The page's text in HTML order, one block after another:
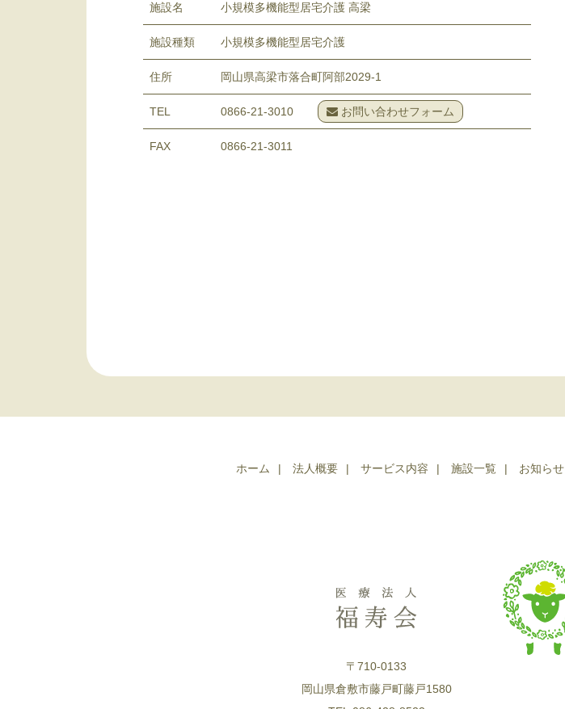
施設名 小規模多機能型居宅介護 高梁
施設種類 小規模多機能型居宅介護
住所 岡山県高梁市落合町阿部2029-1
TEL 0866-21-3010 お問い合わせフォーム
FAX 0866-21-3011
ホーム 法人概要 サービス内容 施設一覧 お知らせ
〒710-0133
岡山県倉敷市藤戸町藤戸1580